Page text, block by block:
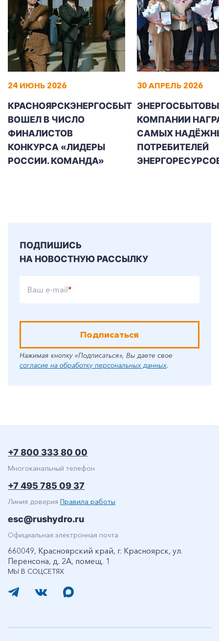
24 ИЮНЬ 2026
КРАСНОЯРСКЭНЕРГОСБЫТ
ВОШЕЛ В ЧИСЛО
ФИНАЛИСТОВ
КОНКУРСА «ЛИДЕРЫ
РОССИИ. КОМАНДА»
30 АПРЕЛЬ 2026
КОМПАНИИ
САМЫХ
ПОТРЕБИТЕЛЕЙ
ПОДПИШИСЬ
НА НОВОСТНУЮ РАССЫЛКУ
Ваш e-mail*
Подписаться
Нажимая кнопку «Подписаться», Вы даете свое
согласие на обработку персональных данных.
МЫ В СОЦСЕТЯХ
+7 800 333 80 00
Многоканальный телефон
+7 495 785 09 37
Линия доверия Правила работы
esc@rushydro.ru
Официальная электронная почта
660049, Красноярский край, г. Красноярск, ул.
Перенсона, д. 2А, помещ. 1